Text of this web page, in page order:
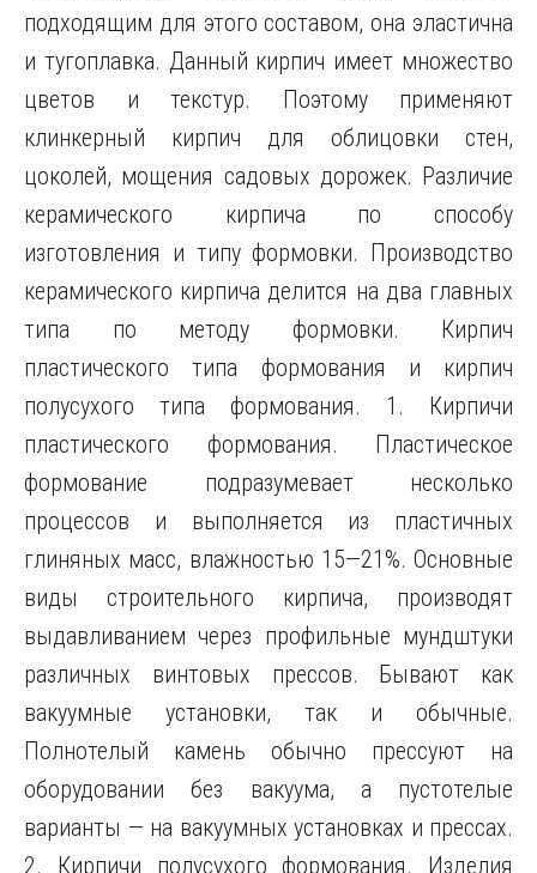
подходящим для этого составом, она эластична
и тугоплавка. Данный кирпич имеет множество
цветов и текстур. Поэтому применяют
клинкерный кирпич для облицовки стен,
цоколей, мощения садовых дорожек. Различие
керамического кирпича по способу
изготовления и типу формовки. Производство
керамического кирпича делится на два главных
типа по методу формовки. Кирпич
пластического типа формования и кирпич
полусухого типа формования. 1. Кирпичи
пластического формования. Пластическое
формование подразумевает несколько
процессов и выполняется из пластичных
глиняных масс, влажностью 15—21%. Основные
виды строительного кирпича, производят
выдавливанием через профильные мундштуки
различных винтовых прессов. Бывают как
вакуумные установки, так и обычные.
Полнотелый камень обычно прессуют на
оборудовании без вакуума, а пустотелые
варианты — на вакуумных установках и прессах.
2. Кирпичи полусухого формования. Изделия